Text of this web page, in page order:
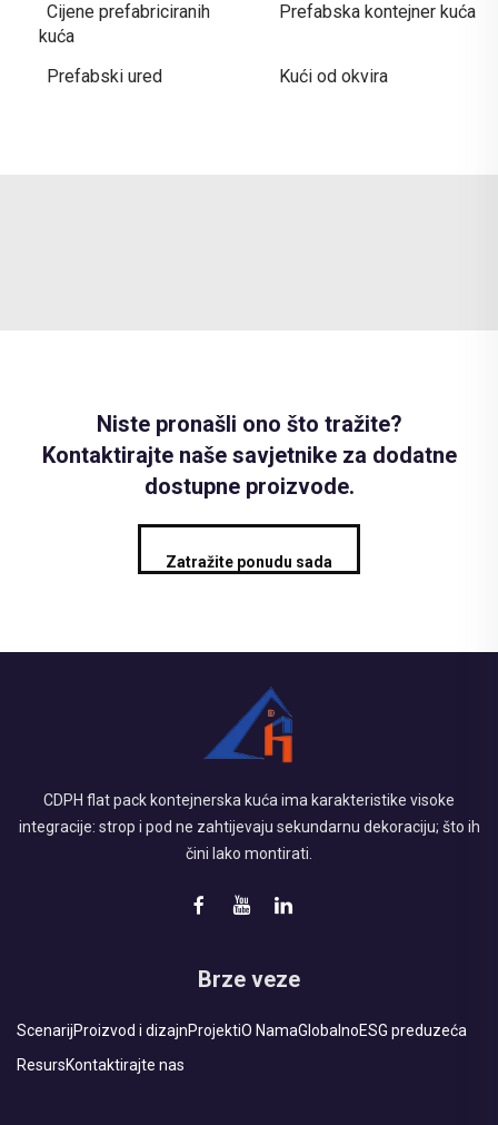
Cijene prefabriciranih
kuća
Prefabska kontejner kuća
Prefabski ured Kući od okvira
Niste pronašli ono što tražite?
Kontaktirajte naše savjetnike za dodatne
dostupne proizvode.
Zatražite ponudu sada
CDPH flat pack kontejnerska kuća ima karakteristike visoke
integracije: strop i pod ne zahtijevaju sekundarnu dekoraciju; što ih
čini lako montirati.
Brze veze
ScenarijProizvod i dizajnProjektiO NamaGlobalnoESG preduzeća
ResursKontaktirajte nas